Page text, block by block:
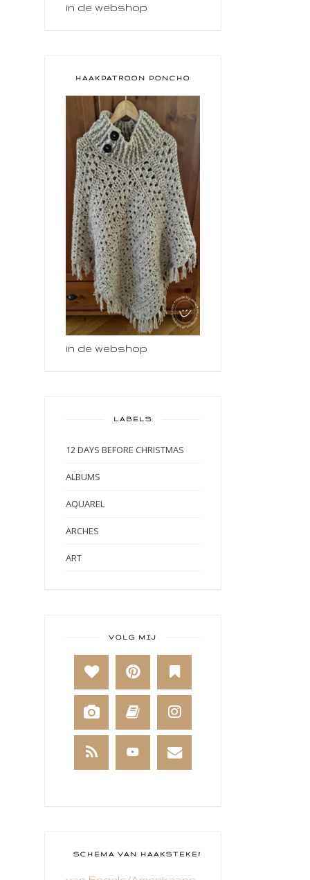
in de webshop
HAAKPATROON PONCHO
in de webshop
LABELS
12 DAYS BEFORE CHRISTMAS
ALBUMS
AQUAREL
ARCHES
ART
BAKKEN
BEESTENBOEL
BOEKEN
BREIEN
BRUSHO
CAMEO 4
VOLG MIJ
SCHEMA VAN HAAKSTEKEN